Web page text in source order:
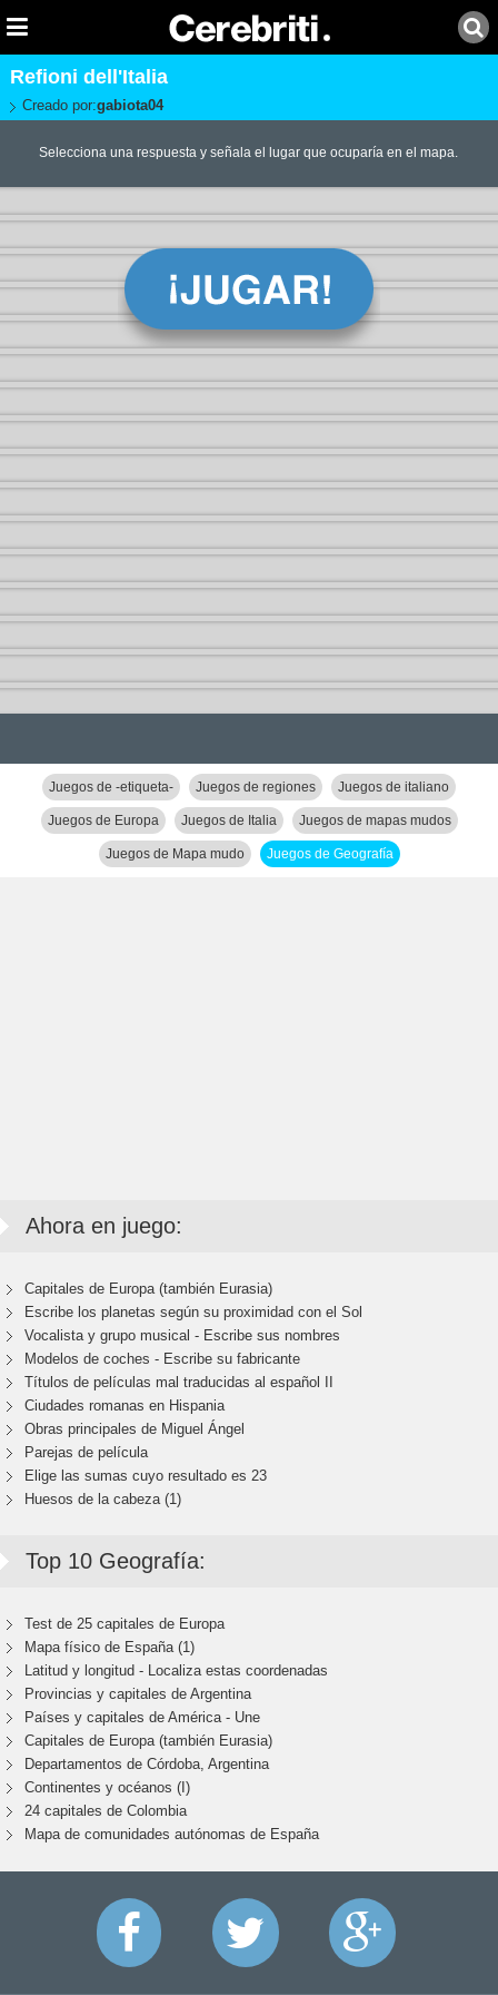
Refioni dell'Italia
Creado por:gabiota04
Selecciona una respuesta y señala el lugar que ocuparía en el mapa.
Juegos de -etiqueta- Juegos de regiones Juegos de italiano
Juegos de Europa Juegos de Italia Juegos de mapas mudos
Juegos de Mapa mudo Juegos de Geografía
Ahora en juego:
Capitales de Europa (también Eurasia)
Escribe los planetas según su proximidad con el Sol
Vocalista y grupo musical - Escribe sus nombres
Modelos de coches - Escribe su fabricante
Títulos de películas mal traducidas al español II
Ciudades romanas en Hispania
Obras principales de Miguel Ángel
Parejas de película
Elige las sumas cuyo resultado es 23
Huesos de la cabeza (1)
Top 10 Geografía:
Test de 25 capitales de Europa
Mapa físico de España (1)
Latitud y longitud - Localiza estas coordenadas
Provincias y capitales de Argentina
Países y capitales de América - Une
Capitales de Europa (también Eurasia)
Departamentos de Córdoba, Argentina
Continentes y océanos (I)
24 capitales de Colombia
Mapa de comunidades autónomas de España